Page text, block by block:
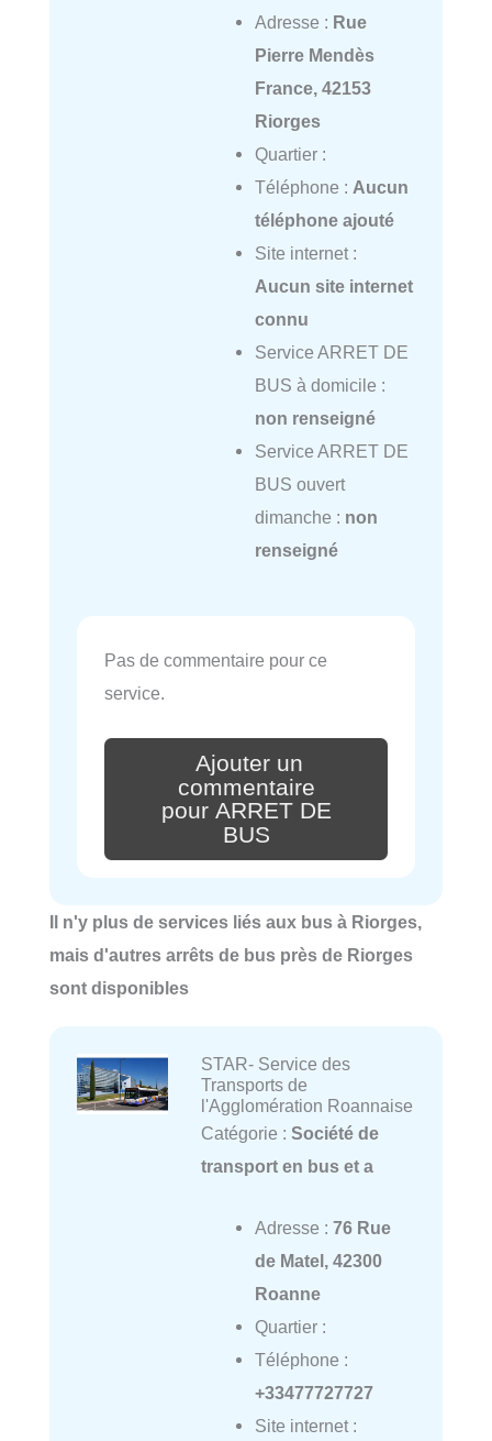
Adresse : Rue
Pierre Mendès
France, 42153
Riorges
Quartier :
Téléphone : Aucun
téléphone ajouté
Site internet :
Aucun site internet
connu
Service ARRET DE
BUS à domicile :
non renseigné
Service ARRET DE
BUS ouvert
dimanche : non
renseigné
Pas de commentaire pour ce
service.
Ajouter un
commentaire
pour ARRET DE
BUS
Il n'y plus de services liés aux bus à Riorges,
mais d'autres arrêts de bus près de Riorges
sont disponibles
STAR- Service des
Transports de
l'Agglomération Roannaise
Catégorie : Société de
transport en bus et a
Adresse : 76 Rue
de Matel, 42300
Roanne
Quartier :
Téléphone :
+33477727727
Site internet :